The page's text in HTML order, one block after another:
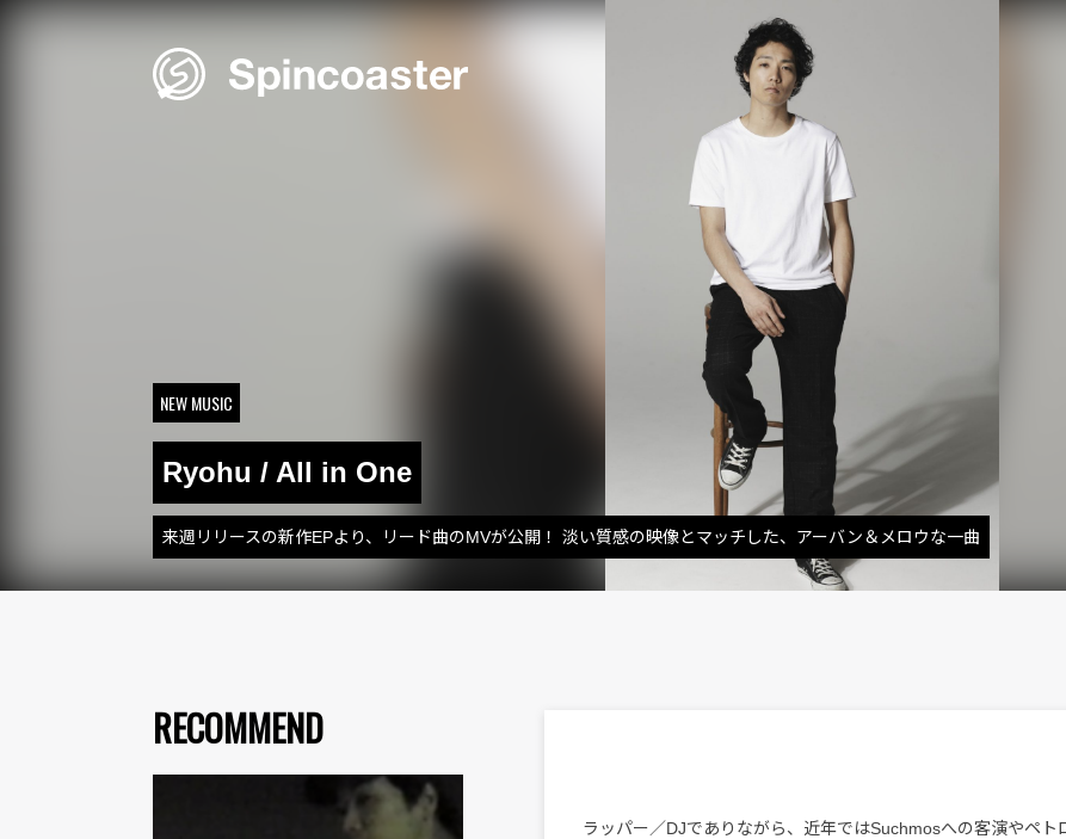
Skip
NEW MUSIC
Ryohu / All in One
来週リリースの新作EPより、リード曲のMVが公開！ 淡い質感の映像とマッチした、アーバン＆メロウな一曲
RECOMMEND
ラッパー／DJでありながら、近年ではSuchmosへの客演やペト